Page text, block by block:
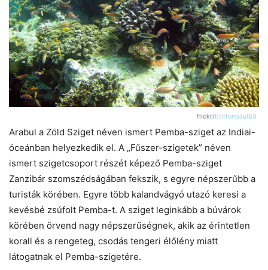
flickr/brittonpaul83
Arabul a Zöld Sziget néven ismert Pemba-sziget az Indiai-
óceánban helyezkedik el. A „Fűszer-szigetek” néven
ismert szigetcsoport részét képező Pemba-sziget
Zanzibár szomszédságában fekszik, s egyre népszerűbb a
turisták körében. Egyre több kalandvágyó utazó keresi a
kevésbé zsúfolt Pemba-t. A sziget leginkább a búvárok
körében örvend nagy népszerűségnek, akik az érintetlen
korall és a rengeteg, csodás tengeri élőlény miatt
látogatnak el Pemba-szigetére.